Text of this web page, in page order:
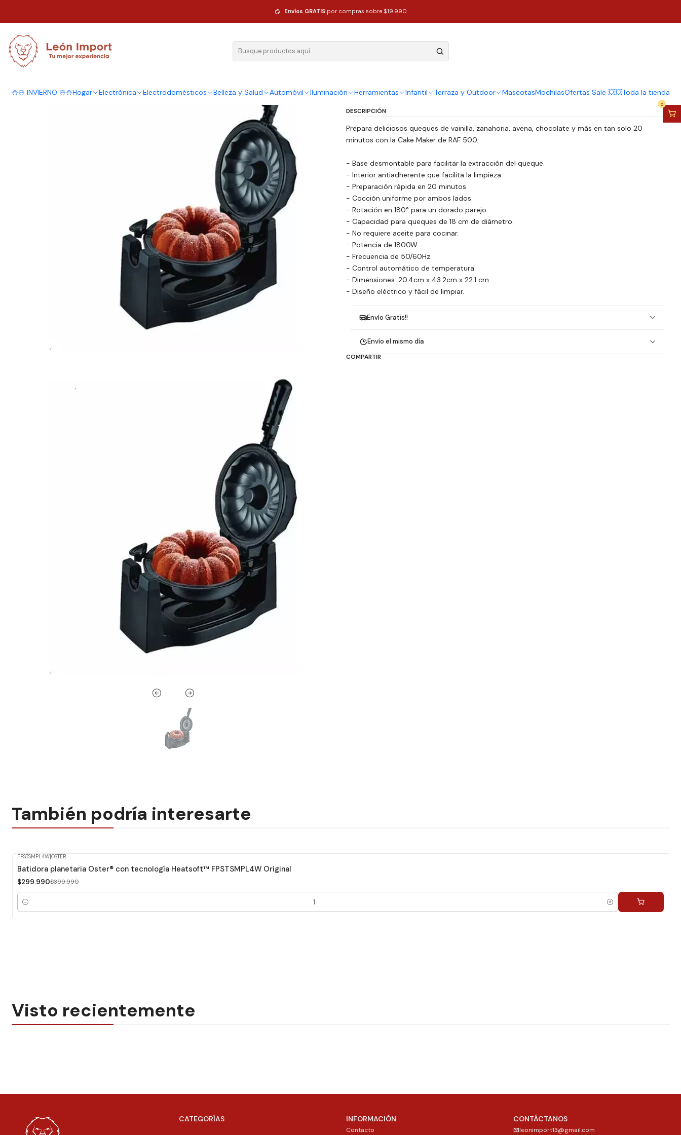
☃️☃️ INVIERNO ☃️☃️Hogar Electrónica Electrodomésticos Belleza y Salud Automóvil Iluminación Herramientas Infantil Terraza y Outdoor MascotasMochilasOfertas Sale 💥💥Toda la tienda
0
Envíos GRATIS por compras sobre $19.990
| Maquina Para Hacer Queques Cake
Maker
Cantidad
Agregar al Carro Comprar ahora
DESCRIPCIÓN
Prepara deliciosos queques de vainilla, zanahoria, avena, chocolate y más en tan solo 20
minutos con la Cake Maker de RAF 500.
- Base desmontable para facilitar la extracción del queque.
- Interior antiadherente que facilita la limpieza.
- Preparación rápida en 20 minutos.
- Cocción uniforme por ambos lados.
- Rotación en 180° para un dorado parejo.
- Capacidad para queques de 18 cm de diámetro.
- No requiere aceite para cocinar.
- Potencia de 1800W.
- Frecuencia de 50/60Hz.
- Control automático de temperatura.
- Dimensiones: 20.4cm x 43.2cm x 22.1 cm.
- Diseño eléctrico y fácil de limpiar.
Envío Gratis!!
Envío el mismo día
COMPARTIR
También podría interesarte
-25%
FPSTSMPL4W OSTER
Batidora planetaria Oster® con tecnología Heatsoft™ FPSTSMPL4W Original
$299.990$399.990
Cantidad
Visto recientemente
CATEGORÍAS INFORMACIÓN
Contacto
CONTÁCTANOS
leonimport13@gmail.com